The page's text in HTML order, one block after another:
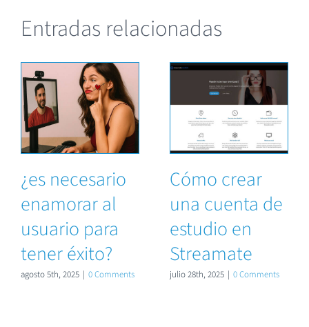
Entradas relacionadas
¿es necesario
enamorar al
usuario para
tener éxito?
agosto 5th, 2025 | 0 Comments
Cómo crear
una cuenta de
estudio en
Streamate
julio 28th, 2025 | 0 Comments